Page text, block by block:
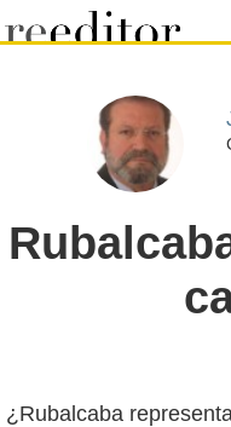
¿Rubalcaba